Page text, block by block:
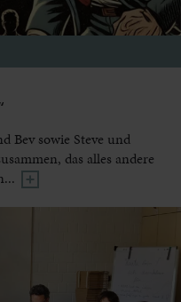
Bev sowie Steve und
das alles andere